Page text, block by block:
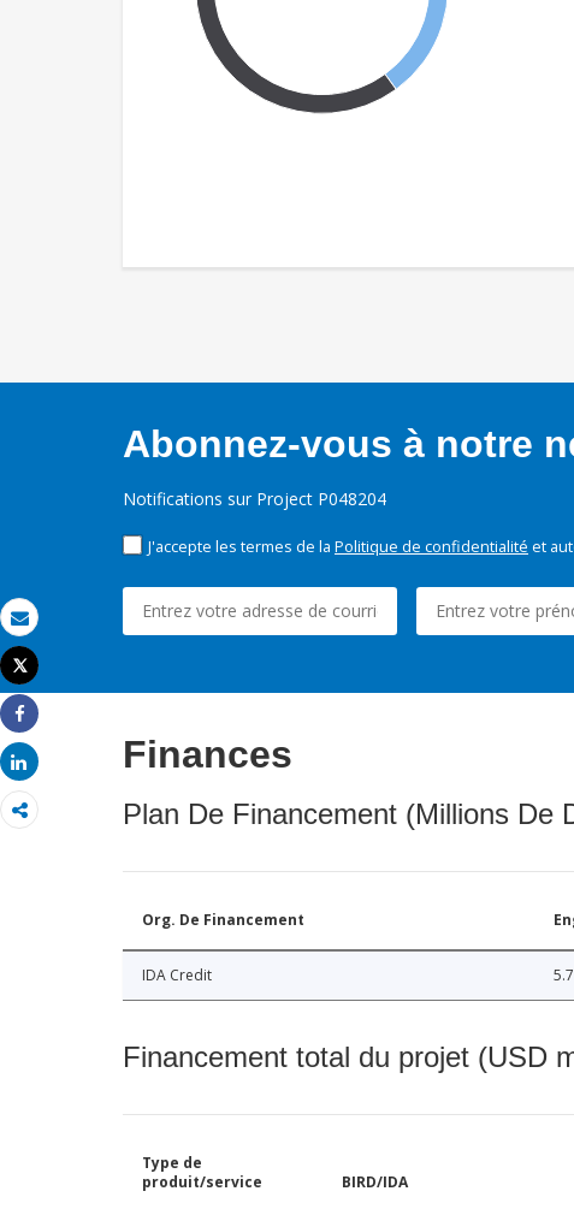
Email
Imprimer
Tweet
Share
Share
Abonnez-vous à notre
Notifications sur Project P048204
J'accepte les termes de la Politique de confidentialité et
Finances
Plan De Financement (Millions De
Org. De Financement
IDA Credit
Financement total du projet (USD
Type de
produit/service
BIRD/IDA